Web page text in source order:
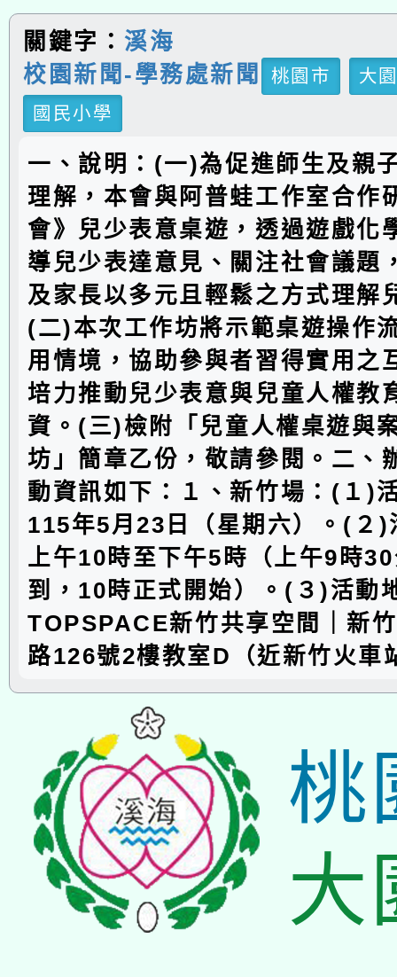
關鍵字： 溪海
校園新聞-學務處新聞
桃園市
大
國民小學
一、說明：(一)為促進師生及親
理解，本會與阿普蛙工作室合作
會》兒少表意桌遊，透過遊戲化
導兒少表達意見、關注社會議題
及家長以多元且輕鬆之方式理解
(二)本次工作坊將示範桌遊操作
用情境，協助參與者習得實用之
培力推動兒少表意與兒童人權教
資。(三)檢附「兒童人權桌遊與
坊」簡章乙份，敬請參閱。二、
動資訊如下：１、新竹場：(１)
115年5月23日（星期六）。(２)
上午10時至下午5時（上午9時
到，10時正式開始）。(３)活動
TOPSPACE新竹共享空間｜新
路126號2樓教室D（近新竹火車
桃
大